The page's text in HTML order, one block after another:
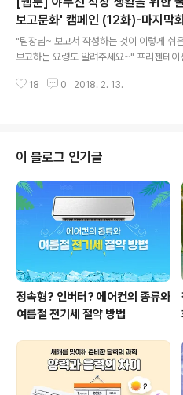
불면증 실태 연구에 따르면, 우리나라에서
하는 사람은 전체 성인 인구의 12%인 400
고 하는데요. 어마어마한 숫자죠? 정도의 차
사이 숙면을 취하지 못해 아침 출근길부터
요. 자도 자도 부족한 잠을 보충하기 위해 점
보고문화' 캠페인 (12화)-마지막회
"팀장님~ 보고서 작성하는 것이 이렇게 쉬
보고하는 요령도 알려주세요~" 프리젠테이
해결을 위한 이팀장님의 대면 보고 팁! 이렇
18 0 2018. 2. 13.
이 블로그 인기글
정속형? 인버터? 에어컨의 종류와
여름철 전기세 절약 방법